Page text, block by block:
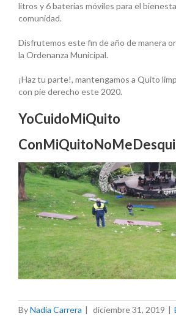
litros y 6 baterías móviles para el
comunidad.
Disfrutemos este fin de año de manera
la Ordenanza Municipal.
¡Haz tu parte!, mantengamos a Quito
con pie derecho este 2020.
YoCuidoMiQuito
ByNadia Carrera | diciembre 31, 2019 |